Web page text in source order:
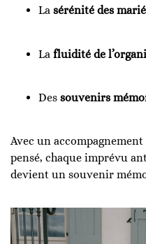
La sérénité des
La fluidité de
Des souvenirs
Avec un
pensé, chaque imprévu
devient un souvenir